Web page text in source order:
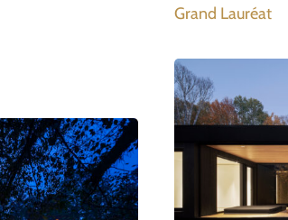
Grand Lauréat